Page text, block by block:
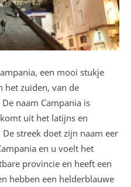
een mooi stukje
het zuiden, van de
naam Campania is
uit het latijns en
streek doet zijn naam eer
en u voelt het
provincie en heeft een
hebben een helderblauwe